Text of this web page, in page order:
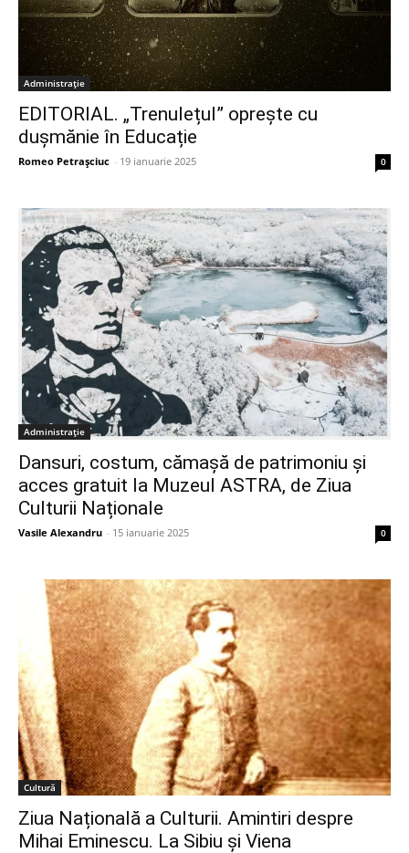
Administrație
EDITORIAL. „Trenulețul” oprește cu
dușmănie în Educație
Romeo Petrașciuc - 19 ianuarie 2025 0
Administrație
Dansuri, costum, cămașă de patrimoniu și
acces gratuit la Muzeul ASTRA, de Ziua
Culturii Naționale
Vasile Alexandru - 15 ianuarie 2025 0
Cultură
Ziua Națională a Culturii. Amintiri despre
Mihai Eminescu. La Sibiu și Viena